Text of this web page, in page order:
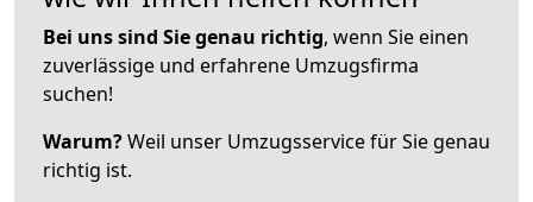
Bei uns sind Sie genau richtig, wenn Sie einen
zuverlässige und erfahrene Umzugsfirma
suchen!
Warum?Weil unser Umzugsservice für Sie genau
richtig ist.